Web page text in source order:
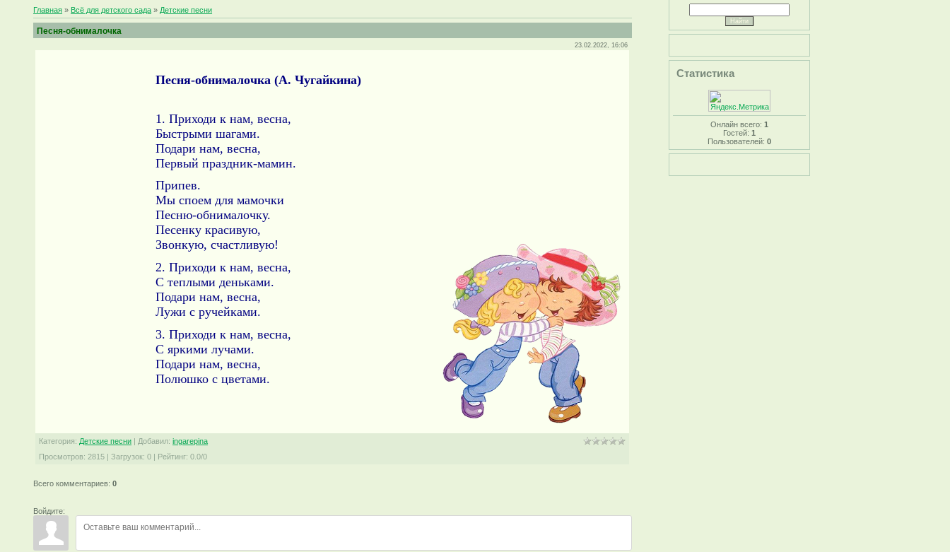
Главная » Всё для детского сада » Детские песни
Песня-обнималочка
23.02.2022, 16:06
Песня-обнималочка (А. Чугайкина)
1. Приходи к нам, весна,
Быстрыми шагами.
Подари нам, весна,
Первый праздник-мамин.
Припев.
Мы споем для мамочки
Песню-обнималочку.
Песенку красивую,
Звонкую, счастливую!
2. Приходи к нам, весна,
С теплыми деньками.
Подари нам, весна,
Лужи с ручейками.
3. Приходи к нам, весна,
С яркими лучами.
Подари нам, весна,
Полюшко с цветами.
Категория: Детские песни | Добавил: ingarepina
Просмотров: 2815 |Загрузок: 0 | Рейтинг: 0.0/0
Всего комментариев:0
Войдите:
Статистика
Онлайн всего: 1
Гостей: 1
Пользователей: 0